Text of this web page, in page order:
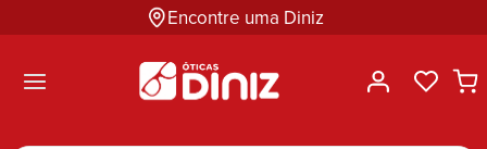
Encontre uma Diniz